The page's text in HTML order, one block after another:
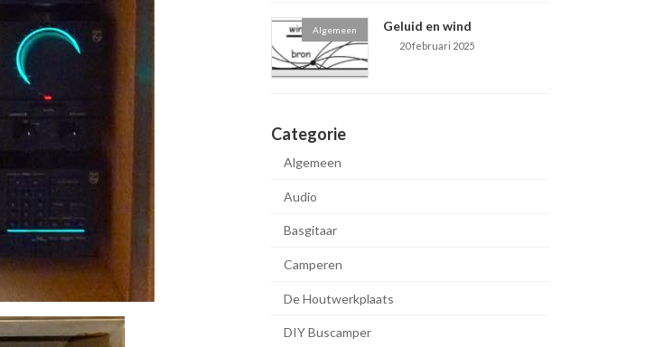
Algemeen Geluid en wind
20 februari 2025
Categorie
Algemeen
Audio
Basgitaar
Camperen
De Houtwerkplaats
DIY Buscamper